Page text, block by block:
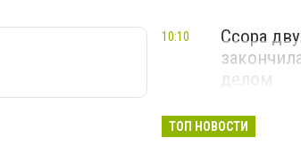
Ссора
делом
10:10
ТОП НОВОСТИ